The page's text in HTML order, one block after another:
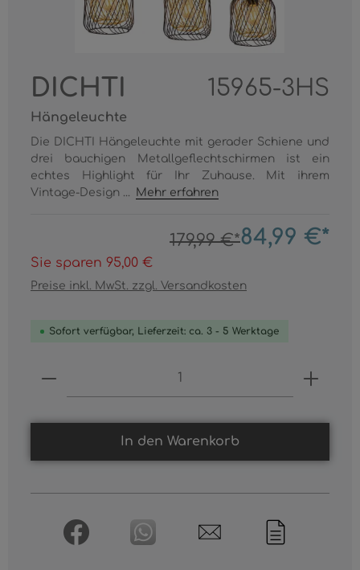
DICHTI 15965-3HS
Hängeleuchte
Die DICHTI Hängeleuchte mit gerader Schiene und
drei bauchigen Metallgeflechtschirmen ist ein
echtes Highlight für Ihr Zuhause. Mit ihrem
Vintage-Design ...
Mehr erfahren
179,99 €*84,99 €*
Sie sparen 95,00 €
Preise inkl. MwSt. zzgl. Versandkosten
Sofort verfügbar, Lieferzeit: ca. 3 - 5 Werktage
Produkt Anzahl: Gib den
In den Warenkorb